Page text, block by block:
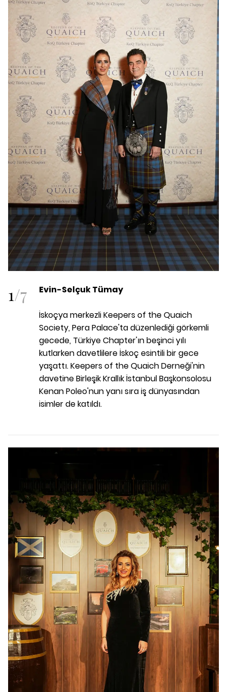
1/7 Evin-Selçuk Tümay
İskoçya merkezli Keepers of the Quaich
Society, Pera Palace'ta düzenlediği görkemli
gecede, Türkiye Chapter'ın beşinci yılı
kutlarken davetlilere İskoç esintili bir gece
yaşattı. Keepers of the Quaich Derneği'nin
davetine Birleşik Krallık İstanbul Başkonsolosu
Kenan Poleo'nun yanı sıra iş dünyasından
isimler de katıldı.